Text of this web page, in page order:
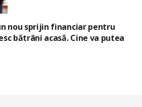
nou sprijin financiar pentru
bătrâni acasă. Cine va putea